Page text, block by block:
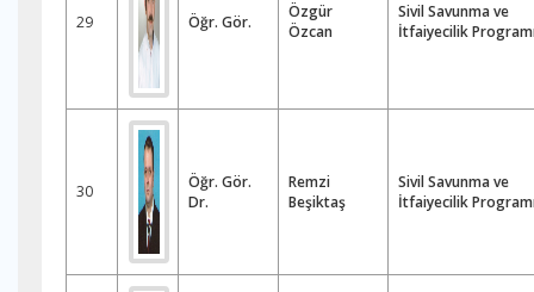
29 Öğr. Gör.
Özgür
Özcan
Sivil Savunma ve
İtfaiyecilik
30
Öğr. Gör.
Dr.
Remzi
Beşiktaş
Sivil Savunma ve
İtfaiyecilik